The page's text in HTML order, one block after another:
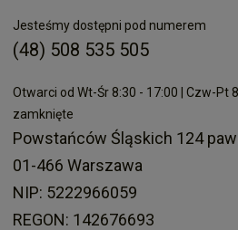
Jesteśmy dostępni pod numerem
(48) 508 535 505
Otwarci od Wt-Śr 8:30 - 17:00 | Czw-Pt
zamknięte
Powstańców Śląskich 124
01-466 Warszawa
NIP: 5222966059
REGON: 142676693